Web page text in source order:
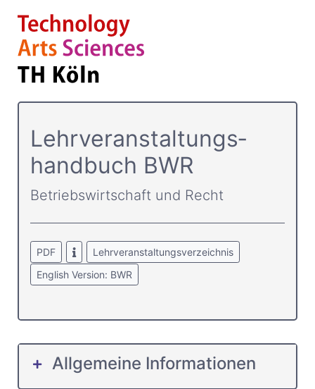
Lehrver­anstaltungs­
handbuch BWR
Betriebswirtschaft und Recht
PDF
Lehrveranstaltungsverzeichnis
English Version: BWR
Allgemeine Informationen